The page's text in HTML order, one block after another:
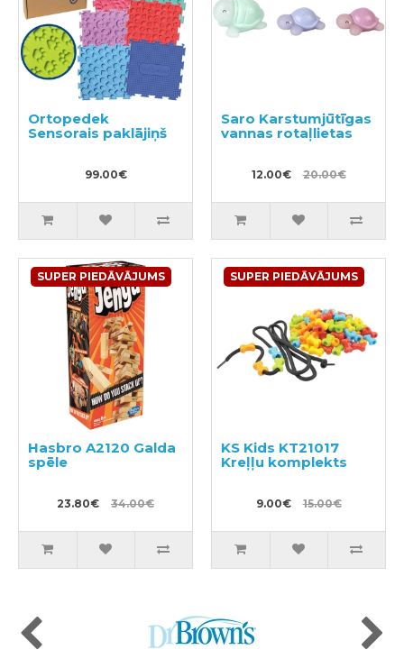
Ortopedek
Sensorais paklājiņš
99.00€
Saro Karstumjūtīgas
vannas rotaļlietas
12.00€ 20.00€
SUPER PIEDĀVĀJUMS
Hasbro A2120 Galda
spēle
23.80€ 34.00€
SUPER PIEDĀVĀJUMS
KS Kids KT21017
Kreļļu komplekts
9.00€ 15.00€